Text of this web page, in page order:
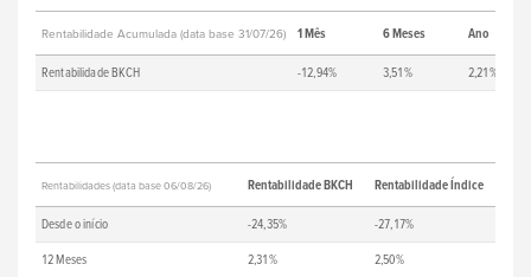
Rentabilidade Acumulada (data base 31/07/26) 1 Mês 6 Meses Ano
Rentabilidade BKCH -12,94% 3,51% 2,21%
Rentabilidades (data base 06/08/26) Rentabilidade BKCH Rentabilidade Índice
Desde o início -24,35% -27,17%
12 Meses 2,31% 2,50%